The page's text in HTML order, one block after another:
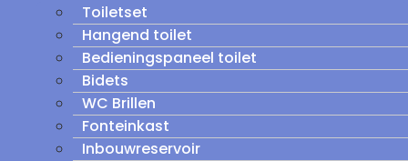
Toiletset
Hangend toilet
Bedieningspaneel toilet
Bidets
WC Brillen
Fonteinkast
Inbouwreservoir